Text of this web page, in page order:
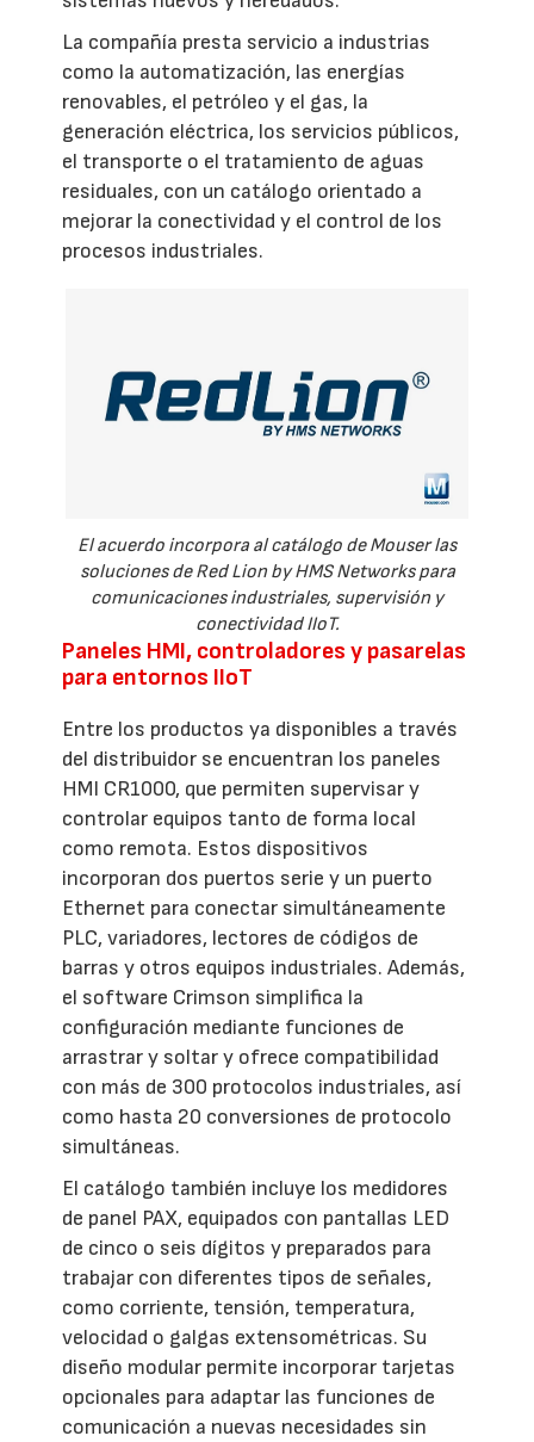
La compañía presta servicio a industrias
como la automatización, las energías
renovables, el petróleo y el gas, la
generación eléctrica, los servicios públicos,
el transporte o el tratamiento de aguas
residuales, con un catálogo orientado a
mejorar la conectividad y el control de los
procesos industriales.
El acuerdo incorpora al catálogo de Mouser las
soluciones de Red Lion by HMS Networks para
comunicaciones industriales, supervisión y
conectividad IIoT.
Paneles HMI, controladores y pasarelas
para entornos IIoT
Entre los productos ya disponibles a través
del distribuidor se encuentran los paneles
HMI CR1000, que permiten supervisar y
controlar equipos tanto de forma local
como remota. Estos dispositivos
incorporan dos puertos serie y un puerto
Ethernet para conectar simultáneamente
PLC, variadores, lectores de códigos de
barras y otros equipos industriales. Además,
el software Crimson simplifica la
configuración mediante funciones de
arrastrar y soltar y ofrece compatibilidad
con más de 300 protocolos industriales, así
como hasta 20 conversiones de protocolo
simultáneas.
El catálogo también incluye los medidores
de panel PAX, equipados con pantallas LED
de cinco o seis dígitos y preparados para
trabajar con diferentes tipos de señales,
como corriente, tensión, temperatura,
velocidad o galgas extensométricas. Su
diseño modular permite incorporar tarjetas
opcionales para adaptar las funciones de
comunicación a nuevas necesidades sin